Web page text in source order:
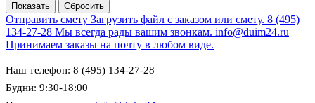
Отправить смету Загрузить файл с заказом или смету. 8 (495)
134-27-28 Мы всегда рады вашим звонкам. info@duim24.ru
Принимаем заказы на почту в любом виде.
Наш телефон: 8 (495) 134-27-28
Будни: 9:30-18:00